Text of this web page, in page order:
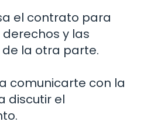
el contrato para
y las
la otra parte.
comunicarte con la
discutir el